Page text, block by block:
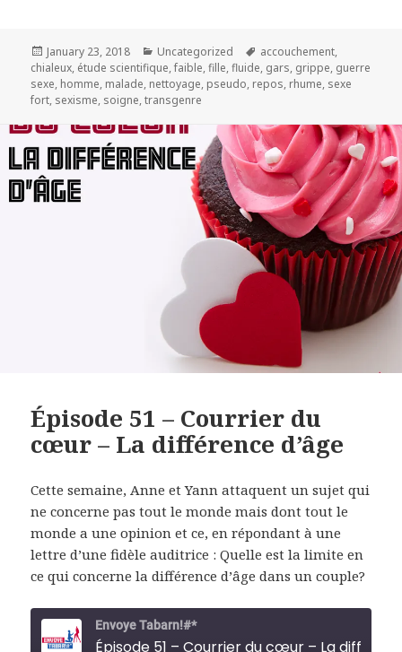
Posted
on
January 23, 2018 Categories
Uncategorized Tags
accouchement,
chialeux, étude scientifique,faible,fille,fluide, gars, grippe, guerre
sexe, homme, malade, nettoyage, pseudo, repos, rhume, sexe
fort, sexisme, soigne,transgenre
Épisode 51 – Courrier du
cœur – La différence d’âge
Cette semaine, Anne et Yann attaquent un sujet qui
ne concerne pas tout le monde mais dont tout le
monde a une opinion et ce, en répondant à une
lettre d’une fidèle auditrice : Quelle est la limite en
ce qui concerne la différence d’âge dans un couple?
Envoye Tabarn!#*